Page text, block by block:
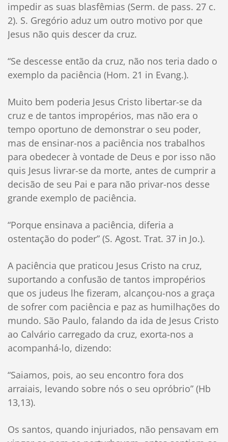
impedir as suas blasfêmias (Serm. de pass. 27 c.
2). S. Gregório aduz um outro motivo por que
Jesus não quis descer da cruz.
“Se descesse então da cruz, não nos teria dado o
exemplo da paciência (Hom. 21 in Evang.).
Muito bem poderia Jesus Cristo libertar-se da
cruz e de tantos impropérios, mas não era o
tempo oportuno de demonstrar o seu poder,
mas de ensinar-nos a paciência nos trabalhos
para obedecer à vontade de Deus e por isso não
quis Jesus livrar-se da morte, antes de cumprir a
decisão de seu Pai e para não privar-nos desse
grande exemplo de paciência.
“Porque ensinava a paciência, diferia a
ostentação do poder” (S. Agost. Trat. 37 in Jo.).
A paciência que praticou Jesus Cristo na cruz,
suportando a confusão de tantos impropérios
que os judeus lhe fizeram, alcançou-nos a graça
de sofrer com paciência e paz as humilhações do
mundo. São Paulo, falando da ida de Jesus Cristo
ao Calvário carregado da cruz, exorta-nos a
acompanhá-lo, dizendo:
“Saiamos, pois, ao seu encontro fora dos
arraiais, levando sobre nós o seu opróbrio” (Hb
13,13).
Os santos, quando injuriados, não pensavam em